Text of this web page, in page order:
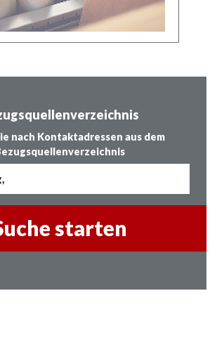
nach Kontaktadressen aus dem